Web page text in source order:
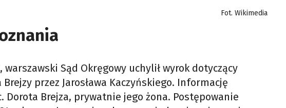
Fot. Wikimedia
Sąd Okręgowy uchylił wyrok dotyczący
przez Jarosława Kaczyńskiego. Informację
Dorota Brejza, prywatnie jego żona. Postępowanie